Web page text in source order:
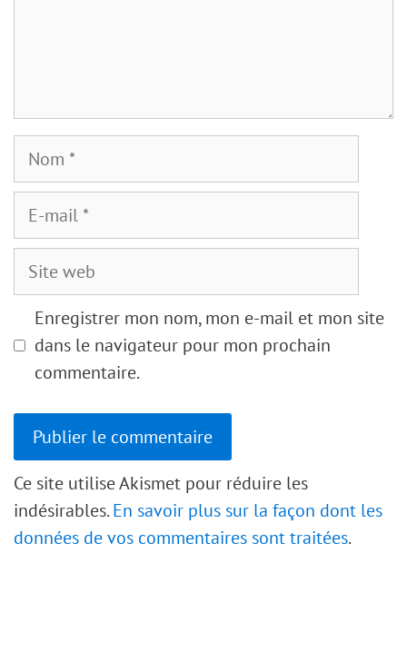
Nom
Site
Enregistrer mon nom, mon e-mail et mon site
dans le navigateur pour mon prochain
commentaire.
Ce site utilise Akismet pour réduire les
indésirables.En savoir plus sur la façon dont les
données de vos commentaires sont traitées.